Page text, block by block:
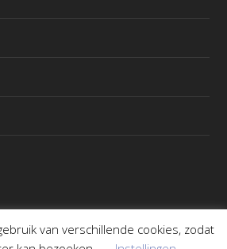
Themes | Mogelijk gemaakt door
van verschillende cookies, zodat